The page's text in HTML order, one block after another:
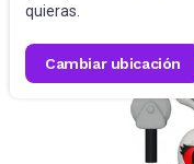
quieras.
cambiar ubicación